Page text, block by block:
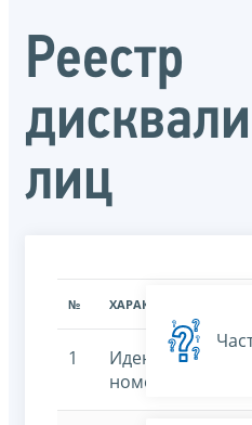
Реестр
лиц
№ ХАРАКТЕРИСТИКА
1
номер